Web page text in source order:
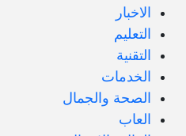
الاخبار
التعليم
التقنية
الخدمات
الصحة والجمال
العاب